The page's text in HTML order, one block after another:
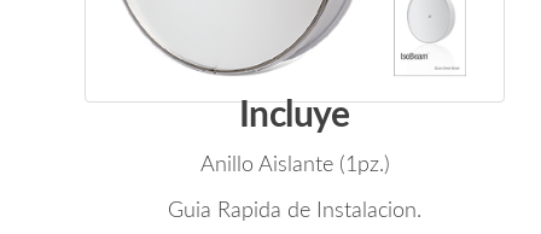
Incluye
Anillo Aislante (1pz.)
Guia Rapida de Instalacion.